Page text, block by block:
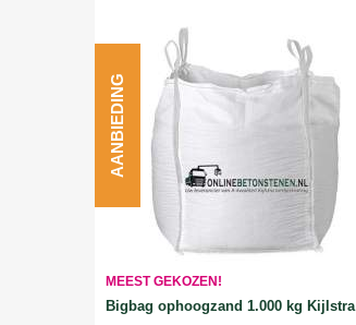
MEEST GEKOZEN!
Bigbag ophoogzand 1.000 kg Kijlstra
AANBIEDING